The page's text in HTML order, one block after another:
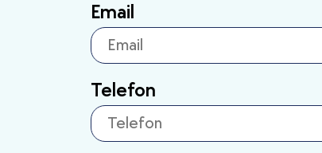
Email
Telefon